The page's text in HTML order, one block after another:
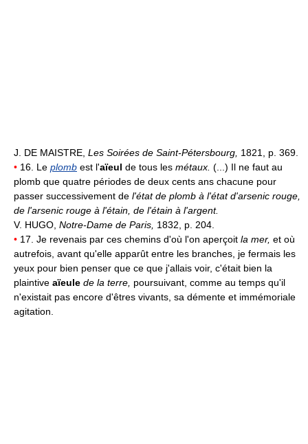
J. DE MAISTRE, Les Soirées de Saint-Pétersbourg, 1821, p. 369.
• 16. Le plomb est l'aïeul de tous les métaux. (...) Il ne faut au
plomb que quatre périodes de deux cents ans chacune pour
passer successivement de l'état de plomb à l'état d'arsenic rouge,
de l'arsenic rouge à l'étain, de l'étain à l'argent.
V. HUGO, Notre-Dame de Paris, 1832, p. 204.
• 17. Je revenais par ces chemins d'où l'on aperçoit la mer, et où
autrefois, avant qu'elle apparût entre les branches, je fermais les
yeux pour bien penser que ce que j'allais voir, c'était bien la
plaintive aïeule de la terre, poursuivant, comme au temps qu'il
n'existait pas encore d'êtres vivants, sa démente et immémoriale
agitation.